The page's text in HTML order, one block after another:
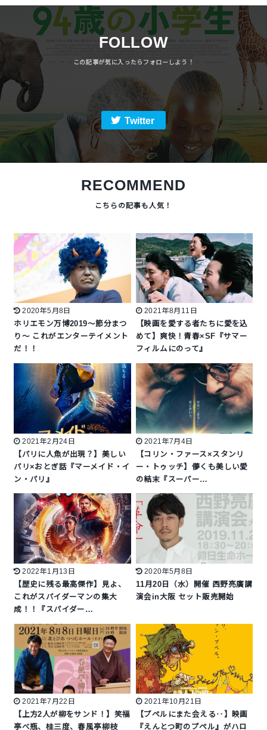
FOLLOW
Twitter
RECOMMEND
2020年5月8日
ホリエモン万博2019～節分まつ
り～ これがエンターテイメント
だ！！
2021年8月11日
【映画を愛する者たちに愛を込
めて】爽快！青春×SF『サマー
フィルムにのって』
2021年2月24日
【パリに人魚が出現？】美しい
パリ×おとぎ話『マーメイド・イ
ン・パリ』
2021年7月4日
【コリン・ファース×スタンリ
ー・トゥッチ】儚くも美しい愛
の結末『スーパー…
2022年1月13日
【歴史に残る最高傑作】見よ、
これがスパイダーマンの集大
成！！『スパイダー…
2020年5月8日
11月20日（水）開催 西野亮廣講
演会in大阪 セット販売開始
2021年7月22日
【上方2人が柳をサンド！】笑福
亭べ瓶、桂三度、春風亭柳枝
2021年10月21日
【プペルにまた会える‥】映画
『えんとつ町のプペル』がハロ